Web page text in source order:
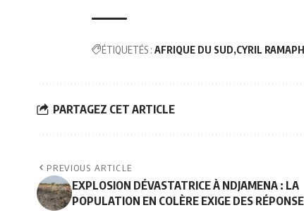
ÉTIQUETÉS : AFRIQUE DU SUD CYRIL
PARTAGEZ CET ARTICLE
PREVIOUS ARTICLE
EXPLOSION DÉVASTATRICE À NDJAMENA : LA
POPULATION EN COLÈRE EXIGE DES